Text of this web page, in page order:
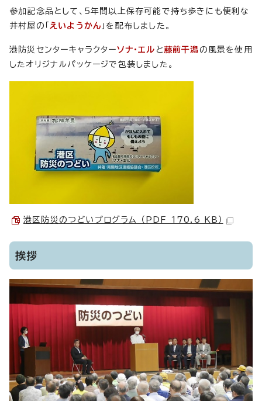
参加記念品として、5年間以上保存可能で持ち歩きにも便利な
井村屋の「 えいようかん 」を配布しました。
港防災センターキャラクターソナ・エル と 藤前干潟の風景を使用
したオリジナルパッケージで包装しました。
港区防災のつどいプログラム （PDF 170.6 KB）
挨拶